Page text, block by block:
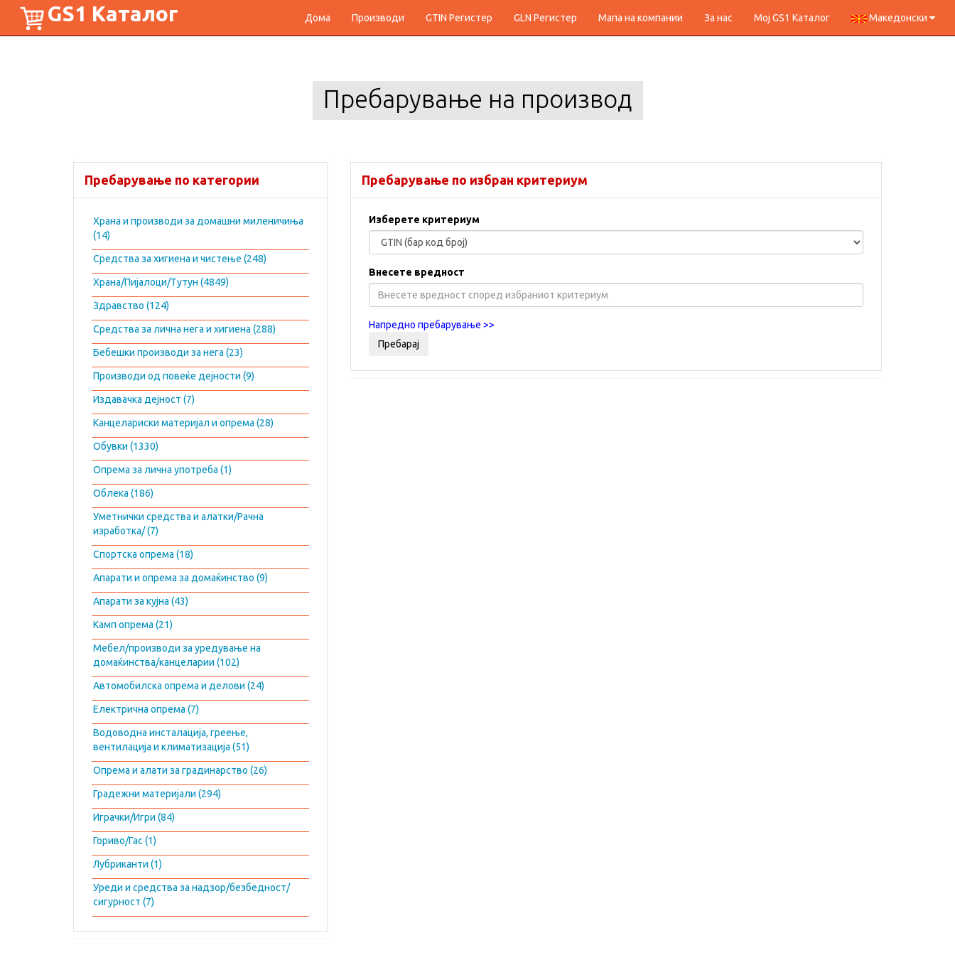
GS1 Каталог Дома Производи GTIN Регистер GLN Регистер Мапа на компании За нас Мој GS1 Каталог Македонски
Пребарување на производ
Пребарување по категории
Храна и производи за домашни миленичиња
(14)
Средства за хигиена и чистење (248)
Храна/Пијалоци/Тутун (4849)
Здравство (124)
Средства за лична нега и хигиена (288)
Бебешки производи за нега (23)
Производи од повеќе дејности (9)
Издавачка дејност (7)
Канцелариски материјал и опрема (28)
Обувки (1330)
Опрема за лична употреба (1)
Облека (186)
Уметнички средства и алатки/Рачна
изработка/ (7)
Спортска опрема (18)
Апарати и опрема за домаќинство (9)
Апарати за кујна (43)
Камп опрема (21)
Мебел/производи за уредување на
домаќинства/канцеларии (102)
Автомобилска опрема и делови (24)
Електрична опрема (7)
Водоводна инсталација, греење,
вентилација и климатизација (51)
Опрема и алати за градинарство (26)
Градежни материјали (294)
Играчки/Игри (84)
Гориво/Гас (1)
Лубриканти (1)
Уреди и средства за надзор/безбедност/
сигурност (7)
Пребарување по избран критериум
Изберете критериум
Внесете вредност
Напредно пребарување >>